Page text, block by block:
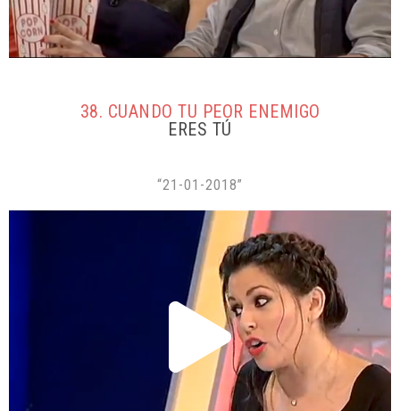
38. CUANDO TU PEOR ENEMIGO
ERES TÚ
“21-01-2018”